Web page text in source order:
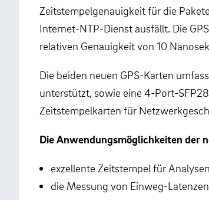
Zeitstempelgenauigkeit für die
Internet-NTP-Dienst ausfällt. Die
relativen Genauigkeit von 10
Die beiden neuen GPS-Karten
unterstützt, sowie eine 4-Port-
Zeitstempelkarten für
Die Anwendungsmöglichkeiten der
exzellente Zeitstempel für
die Messung von Einweg-